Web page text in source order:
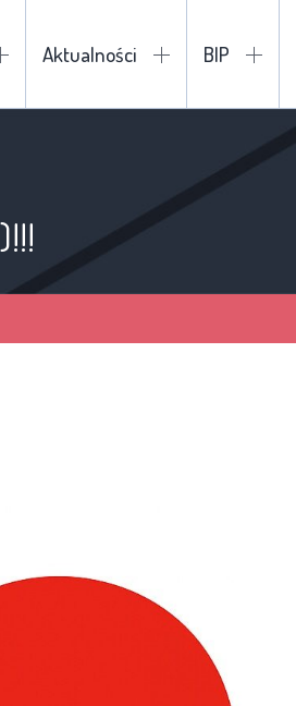
Aktualności BIP